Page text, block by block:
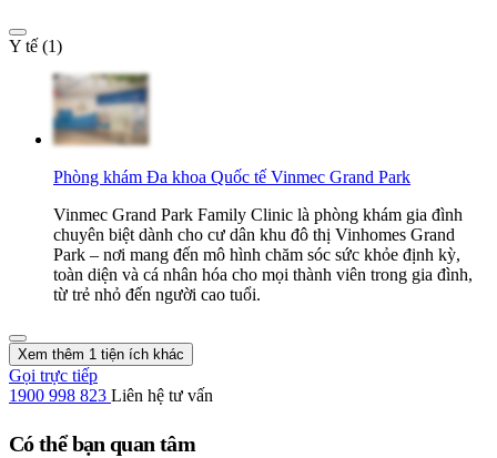
Y tế (1)
Phòng khám Đa khoa Quốc tế Vinmec Grand Park
Vinmec Grand Park Family Clinic là phòng khám gia đình
chuyên biệt dành cho cư dân khu đô thị Vinhomes Grand
Park – nơi mang đến mô hình chăm sóc sức khỏe định kỳ,
toàn diện và cá nhân hóa cho mọi thành viên trong gia đình,
từ trẻ nhỏ đến người cao tuổi.
Xem thêm 1 tiện ích khác
Gọi trực tiếp
1900 998 823 Liên hệ tư vấn
Có thể bạn quan tâm